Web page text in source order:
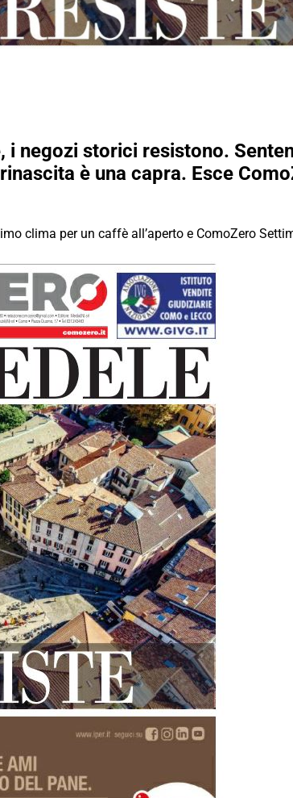
i negozi storici resistono.
è una capra. Esce
clima per un caffè all’aperto e ComoZero